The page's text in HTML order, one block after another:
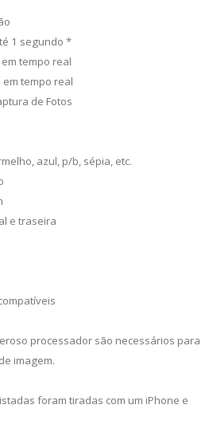
1 segundo *
tempo real
tempo real
de Fotos
azul, p/b, sépia, etc.
e traseira
processador são necessários para
imagem.
foram tiradas com um iPhone e